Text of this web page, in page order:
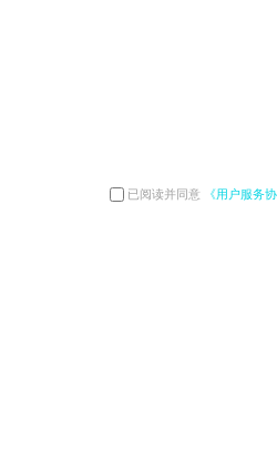
已阅读并同意 《用户服务协